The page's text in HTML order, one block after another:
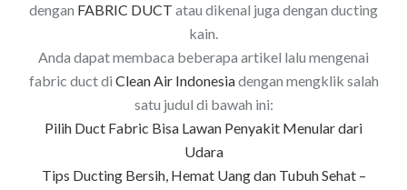
dengan FABRIC DUCT atau dikenal juga dengan ducting
kain.
Anda dapat membaca beberapa artikel lalu mengenai
fabric duct di Clean Air Indonesiadengan mengklik salah
satu judul di bawah ini:
Pilih Duct Fabric Bisa Lawan Penyakit Menular dari
Udara
Tips Ducting Bersih, Hemat Uang dan Tubuh Sehat –